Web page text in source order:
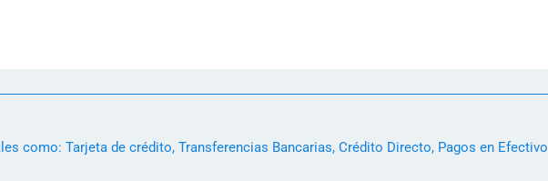
como: Tarjeta de crédito, Transferencias Bancarias, Crédito Directo, Pagos en Efectivo